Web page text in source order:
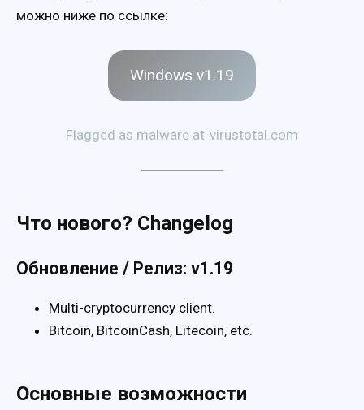
можно ниже по ссылке:
Windows v1.19
Flagged as malware at virustotal.com
Что нового? Changelog
Обновление / Релиз: v1.19
Multi-cryptocurrency client.
Bitcoin, BitcoinCash, Litecoin, etc.
Основные возможности